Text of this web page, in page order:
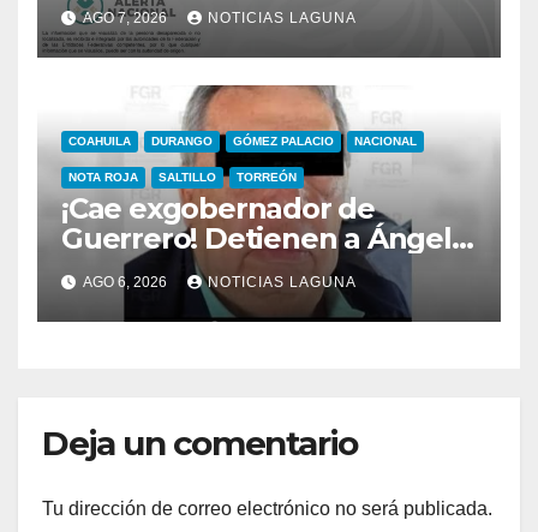
de julio
AGO 7, 2026 NOTICIAS LAGUNA
COAHUILA DURANGO GÓMEZ PALACIO NACIONAL
NOTA ROJA SALTILLO TORREÓN
¡Cae exgobernador de
Guerrero! Detienen a Ángel
Aguirre por el caso
Ayotzinapa
AGO 6, 2026 NOTICIAS LAGUNA
Deja un comentario
Tu dirección de correo electrónico no será publicada.